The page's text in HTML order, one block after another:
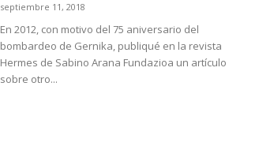
septiembre 11, 2018
En 2012, con motivo del 75 aniversario del
bombardeo de Gernika, publiqué en la revista
Hermes de Sabino Arana Fundazioa un artículo
sobre otro...